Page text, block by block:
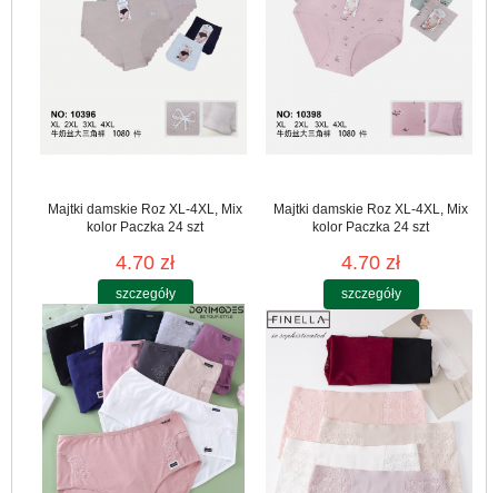
Majtki damskie Roz XL-4XL, Mix
kolor Paczka 24 szt
4.70 zł
szczegóły
Majtki damskie Roz XL-4XL, Mix
kolor Paczka 24 szt
4.70 zł
szczegóły